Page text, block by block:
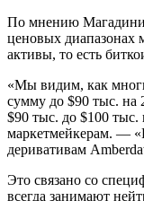
По мнению Магадини,
ценовых диапазонах
активы, то есть
«Мы видим, как
сумму до $90 тыс. на
$90 тыс. до $100
маркетмейкерам. —
деривативам
Это связано со
всегда занимают